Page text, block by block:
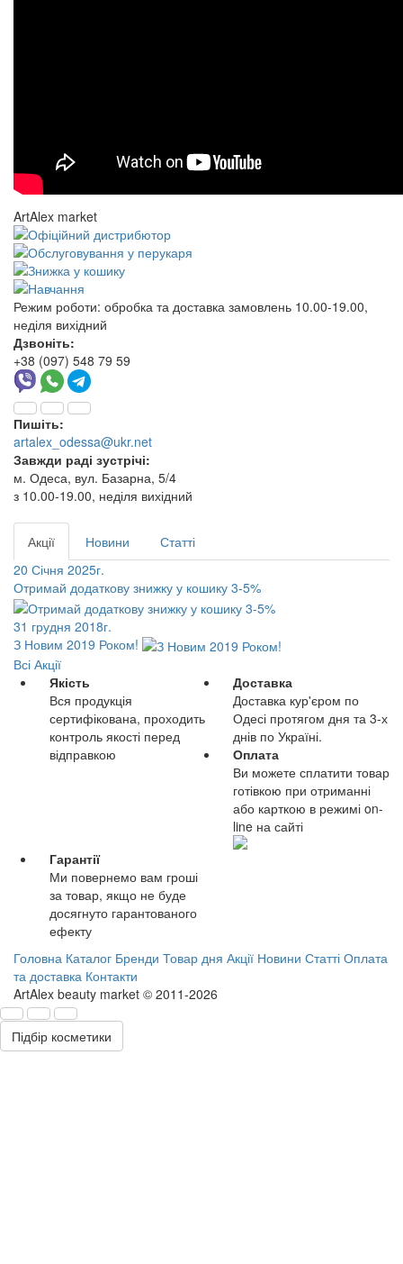
ArtAlex market
Режим роботи: обробка та доставка замовлень 10.00-19.00,
неділя вихідний
Дзвоніть:
+38 (097) 548 79 59
Пишіть:
artalex_odessa@ukr.net
Завжди раді зустрічі:
м. Одеса, вул. Базарна, 5/4
з 10.00-19.00, неділя вихідний
Акції Новини
Статті
20 Січня 2025г.
Отримай додаткову знижку у кошику 3-5%
31 грудня 2018г.
З Новим 2019 Роком!
Всі Акції
Якість
Вся продукція
сертифікована, проходить
контроль якості перед
відправкою
Доставка
Доставка кур'єром по
Одесі протягом дня та 3-х
днів по Україні.
Оплата
Ви можете сплатити товар
готівкою при отриманні
або карткою в режимі on-
line на сайті
Гарантії
Ми повернемо вам гроші
за товар, якщо не буде
досягнуто гарантованого
ефекту
Головна Каталог Бренди Товар дня Акції Новини Статті Оплата
та доставка Контакти
ArtAlex beauty market © 2011-2026
Підбір косметики